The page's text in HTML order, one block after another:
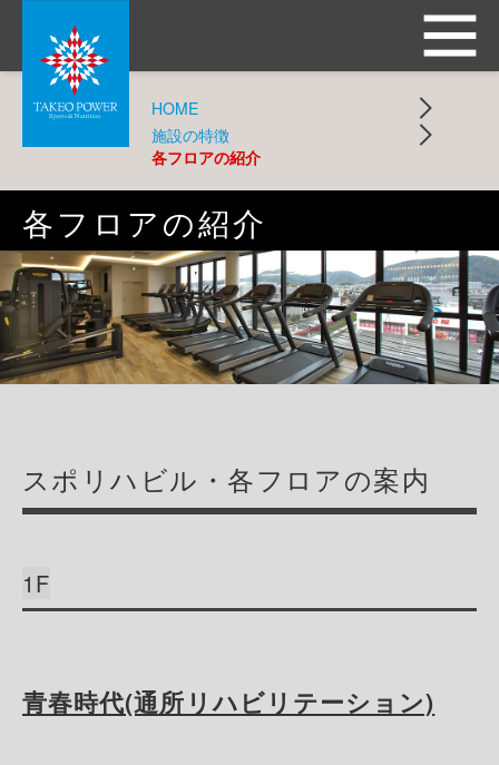
HOME
施設の特徴
各フロアの紹介
各フロアの紹介
スポリハビル・各フロアの案内
1F
青春時代(通所リハビリテーション)